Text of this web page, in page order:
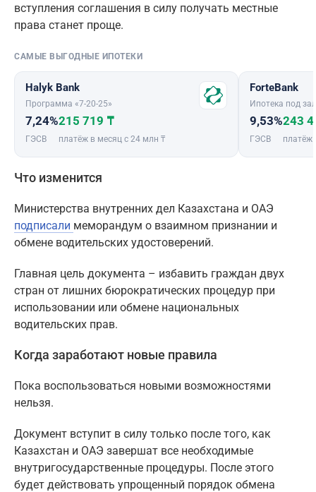
вступления соглашения в силу получать местные
права станет проще.
САМЫЕ ВЫГОДНЫЕ ИПОТЕКИ
Halyk Bank
Программа «7-20-25»
7,24%
ГЭСВ
215 719 ₸
платёж в месяц с 24 млн ₸
ForteBank
Ипотека под
9,53%
ГЭСВ
243
платёж
Что изменится
Министерства внутренних дел Казахстана и ОАЭ
подписали меморандум о взаимном признании и
обмене водительских удостоверений.
Главная цель документа – избавить граждан двух
стран от лишних бюрократических процедур при
использовании или обмене национальных
водительских прав.
Когда заработают новые правила
Пока воспользоваться новыми возможностями
нельзя.
Документ вступит в силу только после того, как
Казахстан и ОАЭ завершат все необходимые
внутригосударственные процедуры. После этого
будет действовать упрощенный порядок обмена